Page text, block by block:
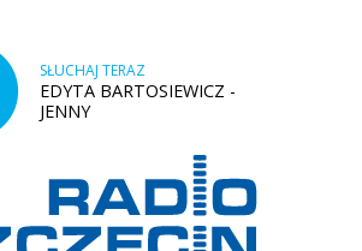
SŁUCHAJ TERAZ
EDYTA BARTOSIEWICZ -
JENNY